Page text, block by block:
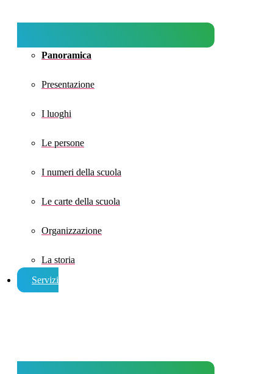
Panoramica
Presentazione
I luoghi
Le persone
I numeri della scuola
Le carte della scuola
Organizzazione
La storia
Servizi